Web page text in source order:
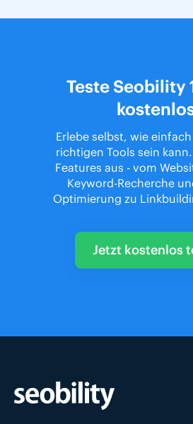
Teste Seobility
Erlebe selbst, wie
richtigen Tools sein
Features aus - vom
Keyword-Recherche
Optimierung zu
Jetzt kostenlos